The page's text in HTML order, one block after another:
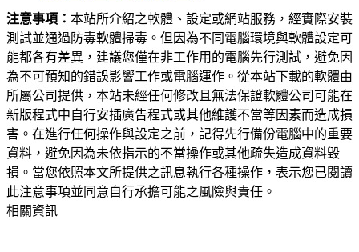
注意事項： 本站所介紹之軟體、設定或網站服務，經實際安裝
測試並通過防毒軟體掃毒。但因為不同電腦環境與軟體設定可
能都各有差異，建議您僅在非工作用的電腦先行測試，避免因
為不可預知的錯誤影響工作或電腦運作。從本站下載的軟體由
所屬公司提供，本站未經任何修改且無法保證軟體公司可能在
新版程式中自行安插廣告程式或其他維護不當等因素而造成損
害。在進行任何操作與設定之前，記得先行備份電腦中的重要
資料，避免因為未依指示的不當操作或其他疏失造成資料毀
損。當您依照本文所提供之訊息執行各種操作，表示您已閱讀
此注意事項並同意自行承擔可能之風險與責任。
相關資訊